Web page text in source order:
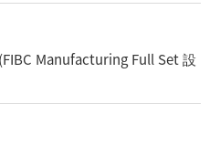
Manufacturing Full Set 設